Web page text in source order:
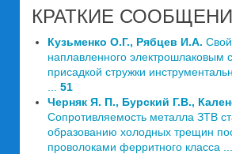
КРАТКИЕ
Кузьменко О.Г., Рябцев И.А.
наплавленного электрошлаковым
присадкой стружки
51
Черняк Я. П., Бурский Г.В.,
Сопротивляемость металла ЗТВ
образованию холодных трещин
проволоками ферритного класса